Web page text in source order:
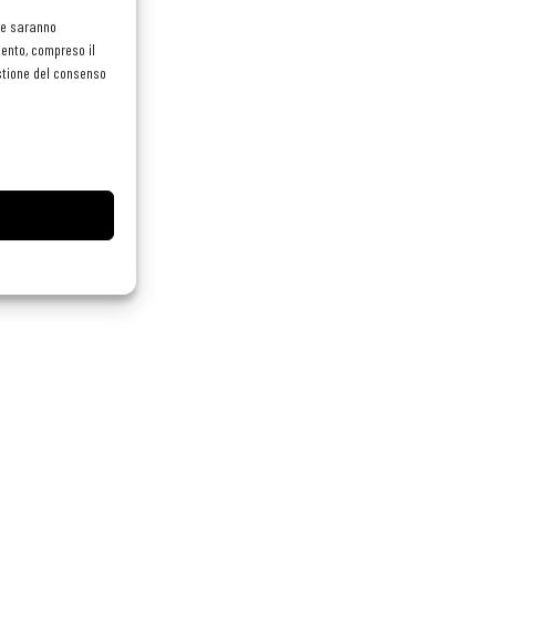
saranno
compreso il
del consenso